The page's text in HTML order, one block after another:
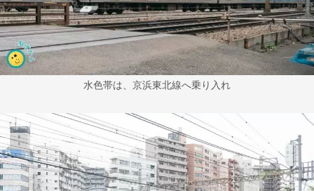
水色帯は、京浜東北線へ乗り入れ